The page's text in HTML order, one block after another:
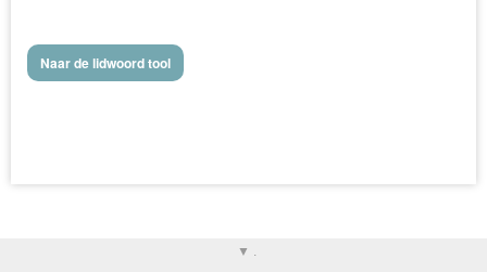
Naar de lidwoord tool
▼ .